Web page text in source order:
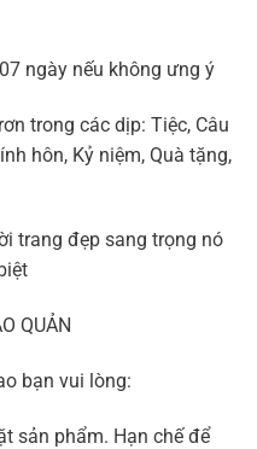
ngày nếu không ưng ý
trong các dịp: Tiệc, Câu
hôn, Kỷ niệm, Quà tặng,
trang đẹp sang trọng nó
QUẢN
bạn vui lòng:
sản phẩm. Hạn chế để